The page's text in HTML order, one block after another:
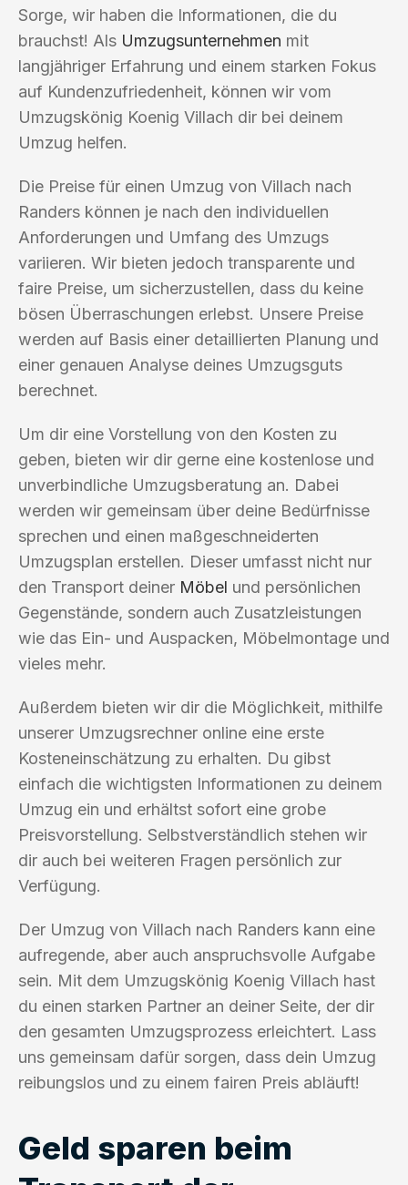
Sorge, wir haben die Informationen, die du
brauchst! Als Umzugsunternehmen mit
langjähriger Erfahrung und einem starken Fokus
auf Kundenzufriedenheit, können wir vom
Umzugskönig Koenig Villach dir bei deinem
Umzug helfen.
Die Preise für einen Umzug von Villach nach
Randers können je nach den individuellen
Anforderungen und Umfang des Umzugs
variieren. Wir bieten jedoch transparente und
faire Preise, um sicherzustellen, dass du keine
bösen Überraschungen erlebst. Unsere Preise
werden auf Basis einer detaillierten Planung und
einer genauen Analyse deines Umzugsguts
berechnet.
Um dir eine Vorstellung von den Kosten zu
geben, bieten wir dir gerne eine kostenlose und
unverbindliche Umzugsberatung an. Dabei
werden wir gemeinsam über deine Bedürfnisse
sprechen und einen maßgeschneiderten
Umzugsplan erstellen. Dieser umfasst nicht nur
den Transport deiner Möbel und persönlichen
Gegenstände, sondern auch Zusatzleistungen
wie das Ein- und Auspacken, Möbelmontage und
vieles mehr.
Außerdem bieten wir dir die Möglichkeit, mithilfe
unserer Umzugsrechner online eine erste
Kosteneinschätzung zu erhalten. Du gibst
einfach die wichtigsten Informationen zu deinem
Umzug ein und erhältst sofort eine grobe
Preisvorstellung. Selbstverständlich stehen wir
dir auch bei weiteren Fragen persönlich zur
Verfügung.
Der Umzug von Villach nach Randers kann eine
aufregende, aber auch anspruchsvolle Aufgabe
sein. Mit dem Umzugskönig Koenig Villach hast
du einen starken Partner an deiner Seite, der dir
den gesamten Umzugsprozess erleichtert. Lass
uns gemeinsam dafür sorgen, dass dein Umzug
reibungslos und zu einem fairen Preis abläuft!
Geld sparen beim